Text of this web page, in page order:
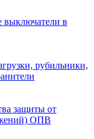
выключатели в
рубильники,
защиты от
ОПВ